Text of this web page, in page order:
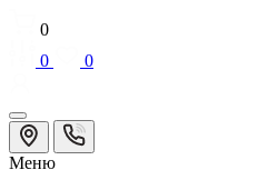
0
0
0
Меню